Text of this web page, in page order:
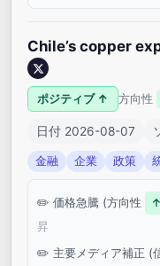
Chile’s copper
ポジティブ ↑ 方向性
日付 2026-08-07
金融 企業 政策
価格急騰 (方向性 ↑
昇
主要メディア補正 (